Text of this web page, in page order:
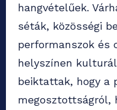
hangvételűek.
séták, közösségi
performanszok és
helyszínen
beiktattak, hogy a
megosztottságról,